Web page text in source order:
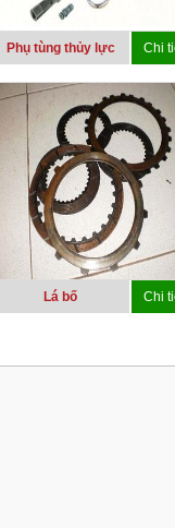
Phụ tùng thủy lực Chi
Lá bố Chi